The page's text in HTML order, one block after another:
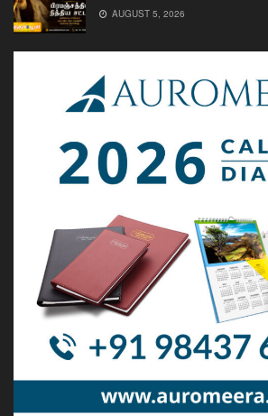
AUGUST 5, 2026